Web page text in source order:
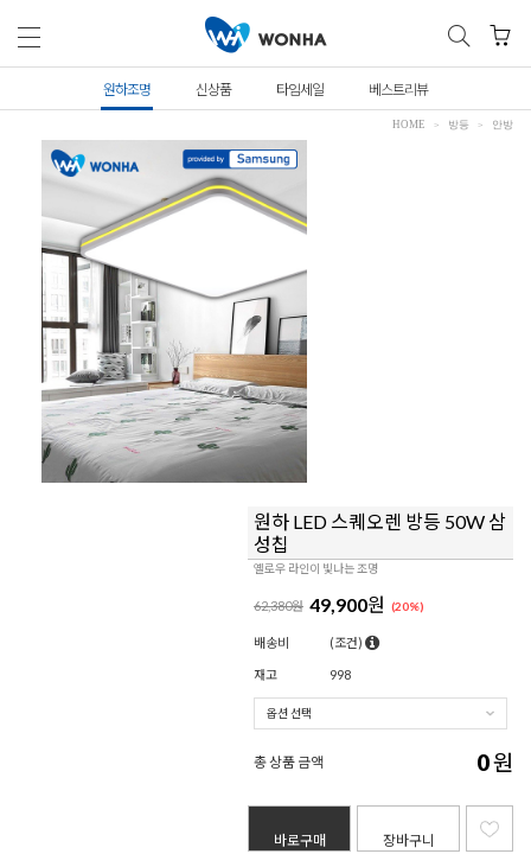
원하조명 신상품 타임세일 베스트리뷰
HOME 방등 안방
원하 LED 스퀘오렌 방등 50W 삼
성칩
옐로우 라인이 빛나는 조명
62,380원 49,900원 (20%)
배송비 (조건)
재고 998
총 상품 금액 0원
바로구매 장바구니